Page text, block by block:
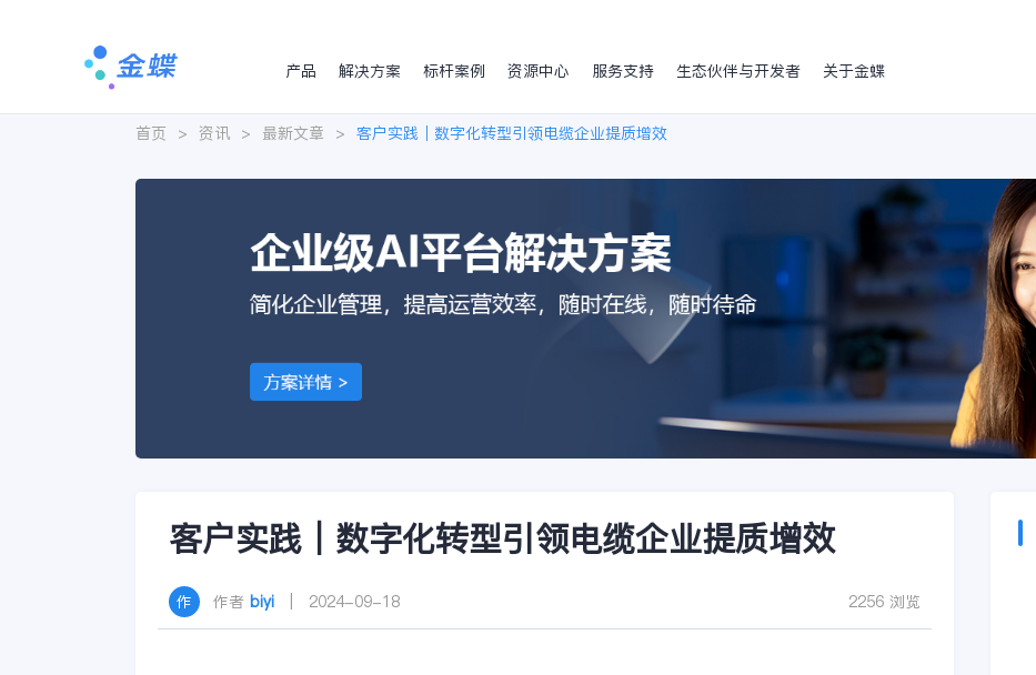
产品
解决方案 标杆案例 资源中心 服务支持 生态伙伴与开发者 关于金蝶
首页 > 资讯 > 最新文章 > 客户实践｜数字化转型引领电缆企业提质增效
客户实践｜数字化转型引领电缆企业提质增效
作者 biyi | 2024-09-18 2256 浏览